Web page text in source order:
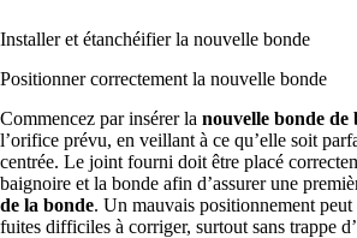
Installer et étanchéifier la nouvelle bonde
Positionner correctement la nouvelle bonde
Commencez par insérer la nouvelle bonde de
l’orifice prévu, en veillant à ce qu’elle soit
centrée. Le joint fourni doit être placé
baignoire et la bonde afin d’assurer une
de la bonde. Un mauvais positionnement peut
fuites difficiles à corriger, surtout sans trappe